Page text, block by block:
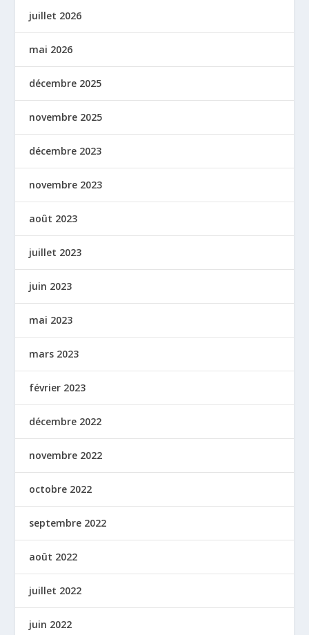
juillet 2026
mai 2026
décembre 2025
novembre 2025
décembre 2023
novembre 2023
août 2023
juillet 2023
juin 2023
mai 2023
mars 2023
février 2023
décembre 2022
novembre 2022
octobre 2022
septembre 2022
août 2022
juillet 2022
juin 2022